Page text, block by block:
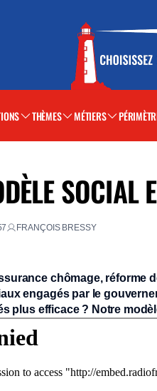
THÈMES MÉTIERS
SOCIAL
FRANÇOIS BRESSY
fenêtre)
(nouvelle fenêtre)
(nouvelle fenêtre)
LinkedIn (nouvelle fenêtre)
chômage, réforme
engagés par le
plus efficace ? Notre